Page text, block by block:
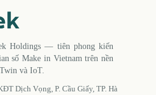
Holdings — tiên phong kiến
số Make in Vietnam trên nền
và IoT.
Dịch Vọng, P. Cầu Giấy, TP. Hà